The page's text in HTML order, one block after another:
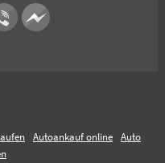
Autoankauf online
Auto